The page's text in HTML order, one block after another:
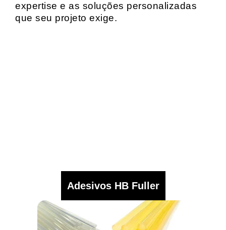
expertise e as soluções personalizadas
que seu projeto exige.
Adesivos HB Fuller